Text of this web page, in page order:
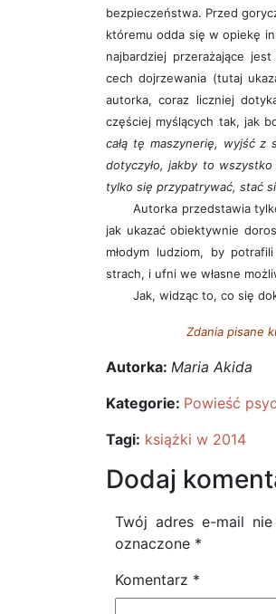
bezpieczeństwa. Przed
któremu odda się w opiekę
najbardziej przerażające
cech dojrzewania (tutaj
autorka, coraz liczniej
częściej myślących tak, jak
całą tę maszynerię, wyjść
dotyczyło, jakby to wszystko
tylko się przypatrywać, stać
Autorka przedstawia
jak ukazać obiektywnie
młodym ludziom, by
strach, i ufni we własne
Jak, widząc to, co się
Zdania pisane
Autorka: Maria Akida
Kategorie: Powieść
Tagi: książki w 2014
Dodaj
Twój adres e-mail
oznaczone *
Komentarz *